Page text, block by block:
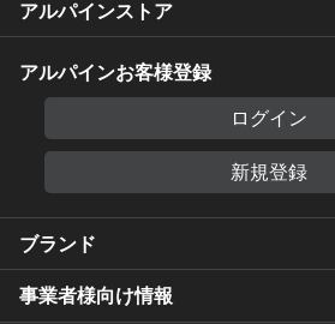
アルパインストア
アルパインお客様登録
ログイン
新規登録
ブランド
事業者様向け情報